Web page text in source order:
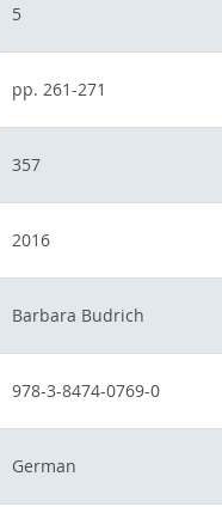
5
pp. 261-271
357
2016
Barbara Budrich
978-3-8474-0769-0
German